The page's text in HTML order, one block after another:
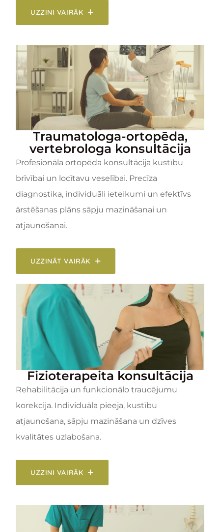
UZZINI VAIRĀK
Traumatologa-ortopēda,
vertebrologa konsultācija
Profesionāla ortopēda konsultācija kustību
brīvībai un locītavu veselībai. Precīza
diagnostika, individuāli ieteikumi un efektīvs
ārstēšanas plāns sāpju mazināšanai un
atjaunošanai.
UZZINĀT VAIRĀK
Fizioterapeita konsultācija
Rehabilitācija un funkcionālo traucējumu
korekcija. Individuāla pieeja, kustību
atjaunošana, sāpju mazināšana un dzīves
kvalitātes uzlabošana.
UZZINI VAIRĀK